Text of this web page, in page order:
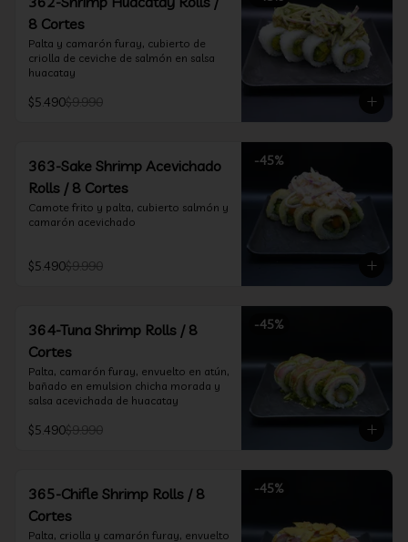
8 Cortes
Palta y camarón furay, cubierto de
criolla de ceviche de salmón en salsa
huacatay
$5.490$9.990
-45%
363-Sake Shrimp Acevichado
Rolls / 8 Cortes
Camote frito y palta, cubierto salmón y
camarón acevichado
$5.490$9.990
-45%
364-Tuna Shrimp Rolls / 8
Cortes
Palta, camarón furay, envuelto en atún,
bañado en emulsion chicha morada y
salsa acevichada de huacatay
$5.490$9.990
-45%
365-Chifle Shrimp Rolls / 8
Cortes
Palta, criolla y camarón furay, envuelto